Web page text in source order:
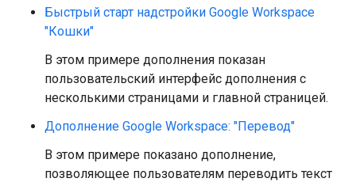
Быстрый старт надстройки Google Workspace
"Кошки"
В этом примере дополнения показан
пользовательский интерфейс дополнения с
несколькими страницами и главной страницей.
Дополнение Google Workspace: "Перевод"
В этом примере показано дополнение,
позволяющее пользователям переводить текст